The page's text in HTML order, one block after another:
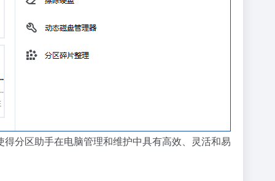
分区助手在电脑管理和维护中具有高效、灵活和易